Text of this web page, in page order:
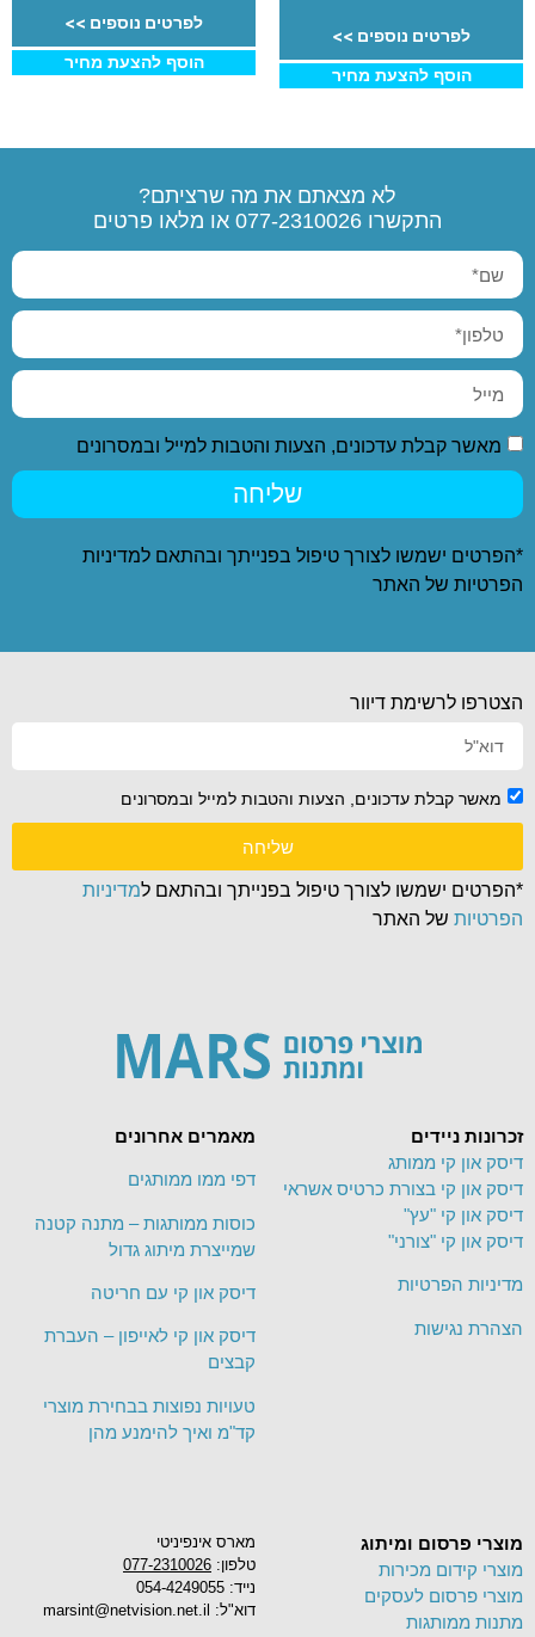
לפרטים נוספים >>
הוסף להצעת מחיר
לפרטים נוספים >>
הוסף להצעת מחיר
לא מצאתם את מה שרציתם?
התקשרו 077-2310026 או מלאו פרטים
מאשר קבלת עדכונים, הצעות והטבות למייל ובמסרונים
שליחה
*הפרטים ישמשו לצורך טיפול בפנייתך ובהתאם למדיניות
הפרטיות של האתר
מארס אינפיניטי
טלפון: 077-2310026
נייד: 054-4249055
דוא"ל: marsint@netvision.net.il
מוצרי פרסום ומיתוג
מוצרי קידום מכירות
מוצרי פרסום לעסקים
מתנות ממותגות
מאמרים אחרונים
דפי ממו ממותגים
כוסות ממותגות – מתנה קטנה
שמייצרת מיתוג גדול
דיסק און קי עם חריטה
דיסק און קי לאייפון – העברת
קבצים
טעויות נפוצות בבחירת מוצרי
קד"מ ואיך להימנע מהן
זכרונות ניידים
דיסק און קי ממותג
דיסק און קי בצורת כרטיס אשראי
דיסק און קי "עץ"
דיסק און קי "צורני"
מדיניות הפרטיות
הצהרת נגישות
הצטרפו לרשימת דיוור
מאשר קבלת עדכונים, הצעות והטבות למייל ובמסרונים
שליחה
*הפרטים ישמשו לצורך טיפול בפנייתך ובהתאם למדיניות
הפרטיות של האתר